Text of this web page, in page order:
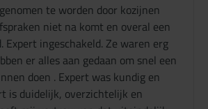
te worden door kozijnen
niet na komt en overal een
Expert ingeschakeld. Ze waren erg
er alles aan gedaan om snel een
doen . Expert was kundig en
is duidelijk, overzichtelijk en